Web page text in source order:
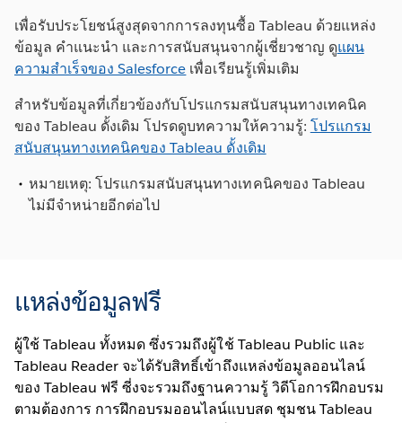
เพื่อรับประโยชน์สูงสุดจากการลงทุนซื้อ Tableau ด้วยแหล่ง
ข้อมูล คำแนะนำ และการสนับสนุนจากผู้เชี่ยวชาญ ดูแผน
ความสำเร็จของ Salesforce เพื่อเรียนรู้เพิ่มเติม
สำหรับข้อมูลที่เกี่ยวข้องกับโปรแกรมสนับสนุนทางเทคนิค
ของ Tableau ดั้งเดิม โปรดดูบทความให้ความรู้: โปรแกรม
สนับสนุนทางเทคนิคของ Tableau ดั้งเดิม
หมายเหตุ: โปรแกรมสนับสนุนทางเทคนิคของ Tableau
ไม่มีจำหน่ายอีกต่อไป
แหล่งข้อมูลฟรี
ผู้ใช้ Tableau ทั้งหมด ซึ่งรวมถึงผู้ใช้ Tableau Public และ
Tableau Reader จะได้รับสิทธิ์เข้าถึงแหล่งข้อมูลออนไลน์
ของ Tableau ฟรี ซี่งจะรวมถึงฐานความรู้ วิดีโอการฝึกอบรม
ตามต้องการ การฝึกอบรมออนไลน์แบบสด ชุมชน Tableau